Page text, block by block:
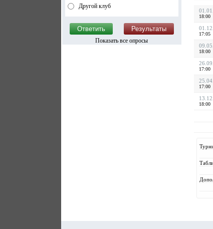
Другой клуб
Показать все опросы
18:00
17:05
18:00
17:00
17:00
18:00